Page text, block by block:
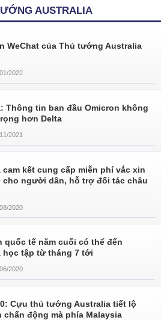
AUSTRALIA
WeChat của Thủ tướng Australia
2022
Thông tin ban đầu Omicron không
hơn Delta
2021
cam kết cung cấp miễn phí vắc xin
cho người dân, hỗ trợ đối tác châu
2020
quốc tế năm cuối có thể đến
học tập từ tháng 7 tới
2020
Cựu thủ tướng Australia tiết lộ
chấn động mà phía Malaysia